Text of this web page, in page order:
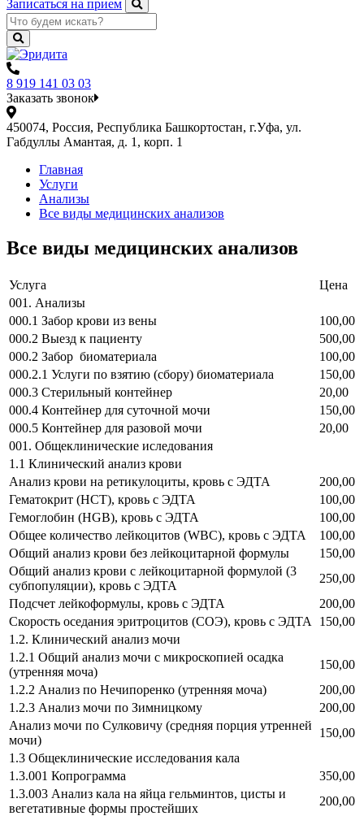
Записаться на прием
8 919 141 03 03
Заказать звонок
450074, Россия, Республика Башкортостан, г.Уфа, ул.
Габдуллы Амантая, д. 1, корп. 1
Главная
Услуги
Анализы
Все виды медицинских анализов
Все виды медицинских анализов
Услуга
Цена
001. Анализы
000.1 Забор крови из вены
100,00
000.2 Выезд к пациенту
500,00
000.2 Забор биоматериала
100,00
000.2.1 Услуги по взятию (сбору) биоматериала
150,00
000.3 Стерильный контейнер
20,00
000.4 Контейнер для суточной мочи
150,00
000.5 Контейнер для разовой мочи
20,00
001. Общеклинические иследования
1.1 Клинический анализ крови
Анализ крови на ретикулоциты, кровь с ЭДТА
200,00
Гематокрит (HCT), кровь с ЭДТА
100,00
Гемоглобин (HGB), кровь с ЭДТА
100,00
Общее количество лейкоцитов (WBC), кровь с ЭДТА
100,00
Общий анализ крови без лейкоцитарной формулы
150,00
Общий анализ крови с лейкоцитарной формулой (3
субпопуляции), кровь с ЭДТА
250,00
Подсчет лейкоформулы, кровь с ЭДТА
200,00
Скорость оседания эритроцитов (СОЭ), кровь с ЭДТА
150,00
1.2. Клинический анализ мочи
1.2.1 Общий анализ мочи с микроскопией осадка
(утренняя моча)
150,00
1.2.2 Анализ по Нечипоренко (утренняя моча)
200,00
1.2.3 Анализ мочи по Зимницкому
200,00
Анализ мочи по Сулковичу (средняя порция утренней
мочи)
150,00
1.3 Общеклинические исследования кала
1.3.001 Копрограмма
350,00
1.3.003 Анализ кала на яйца гельминтов, цисты и
вегетативные формы простейших
200,00